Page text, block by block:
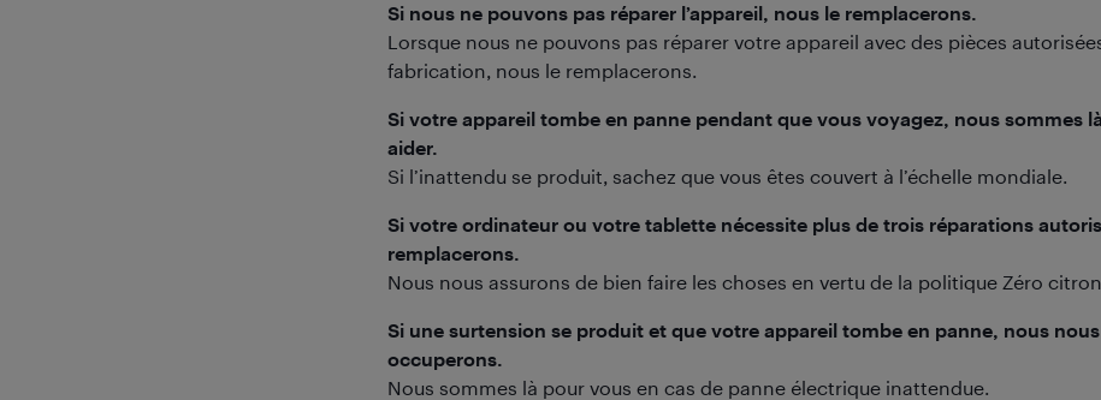
Si nous ne pouvons pas réparer l’appareil, nous le remplacerons.
Lorsque nous ne pouvons pas réparer votre appareil avec des pièces
fabrication, nous le remplacerons.
Si votre appareil tombe en panne pendant que vous voyagez, nous sommes
aider.
Si l’inattendu se produit, sachez que vous êtes couvert à l’échelle mondiale.
Si votre ordinateur ou votre tablette nécessite plus de trois réparations
remplacerons.
Nous nous assurons de bien faire les choses en vertu de la politique Zéro
Si une surtension se produit et que votre appareil tombe en panne, nous
occuperons.
Nous sommes là pour vous en cas de panne électrique inattendue.